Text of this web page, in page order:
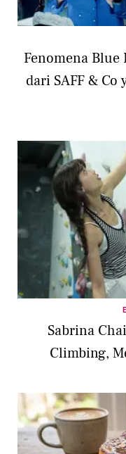
Fenomena
dari SAFF & Co
Sabrina
Climbing,